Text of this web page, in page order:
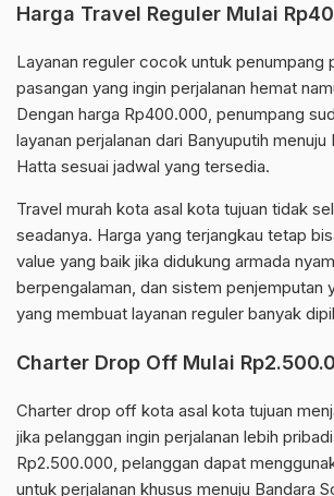
Harga Travel Reguler Mulai
Layanan reguler cocok untuk penumpang
pasangan yang ingin perjalanan hemat
Dengan harga Rp400.000, penumpang
layanan perjalanan dari Banyuputih menuju
Hatta sesuai jadwal yang tersedia.
Travel murah kota asal kota tujuan tidak
seadanya. Harga yang terjangkau tetap
value yang baik jika didukung armada
berpengalaman, dan sistem penjemputan
yang membuat layanan reguler banyak
Charter Drop Off Mulai
Charter drop off kota asal kota tujuan
jika pelanggan ingin perjalanan lebih
Rp2.500.000, pelanggan dapat
untuk perjalanan khusus menuju Bandara